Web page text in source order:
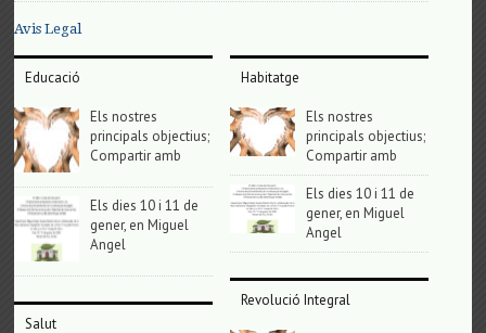
Avis Legal
Educació
Els nostres
principals objectius;
Compartir amb
Els dies 10 i 11 de
gener, en Miguel
Angel
Salut
Habitatge
Els nostres
principals objectius;
Compartir amb
Els dies 10 i 11 de
gener, en Miguel
Angel
Revolució Integral